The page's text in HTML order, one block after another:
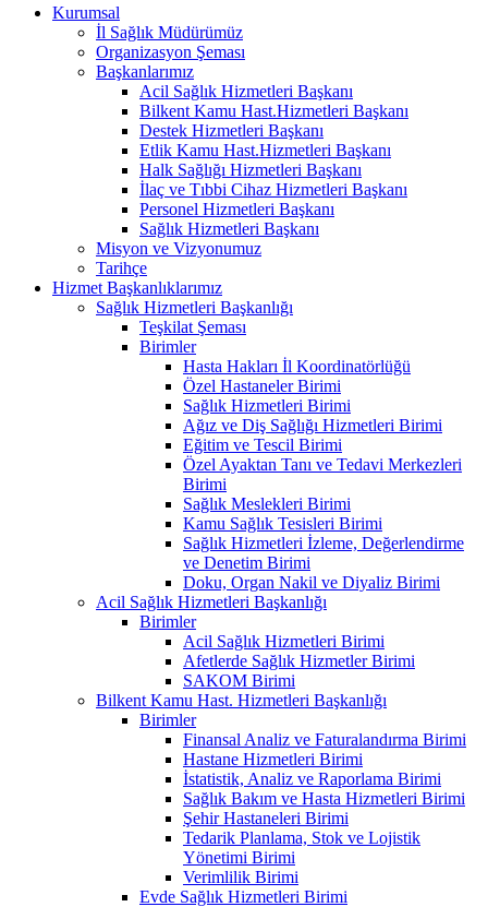
Kurumsal
İl Sağlık Müdürümüz
Organizasyon Şeması
Başkanlarımız
Acil Sağlık Hizmetleri Başkanı
Bilkent Kamu Hast.Hizmetleri Başkanı
Destek Hizmetleri Başkanı
Etlik Kamu Hast.Hizmetleri Başkanı
Halk Sağlığı Hizmetleri Başkanı
İlaç ve Tıbbi Cihaz Hizmetleri Başkanı
Personel Hizmetleri Başkanı
Sağlık Hizmetleri Başkanı
Misyon ve Vizyonumuz
Tarihçe
Hizmet Başkanlıklarımız
Sağlık Hizmetleri Başkanlığı
Teşkilat Şeması
Birimler
Hasta Hakları İl Koordinatörlüğü
Özel Hastaneler Birimi
Sağlık Hizmetleri Birimi
Ağız ve Diş Sağlığı Hizmetleri Birimi
Eğitim ve Tescil Birimi
Özel Ayaktan Tanı ve Tedavi Merkezleri
Birimi
Sağlık Meslekleri Birimi
Kamu Sağlık Tesisleri Birimi
Sağlık Hizmetleri İzleme, Değerlendirme
ve Denetim Birimi
Doku, Organ Nakil ve Diyaliz Birimi
Acil Sağlık Hizmetleri Başkanlığı
Birimler
Acil Sağlık Hizmetleri Birimi
Afetlerde Sağlık Hizmetler Birimi
SAKOM Birimi
Bilkent Kamu Hast. Hizmetleri Başkanlığı
Birimler
Finansal Analiz ve Faturalandırma Birimi
Hastane Hizmetleri Birimi
İstatistik, Analiz ve Raporlama Birimi
Sağlık Bakım ve Hasta Hizmetleri Birimi
Şehir Hastaneleri Birimi
Tedarik Planlama, Stok ve Lojistik
Yönetimi Birimi
Verimlilik Birimi
Evde Sağlık Hizmetleri Birimi